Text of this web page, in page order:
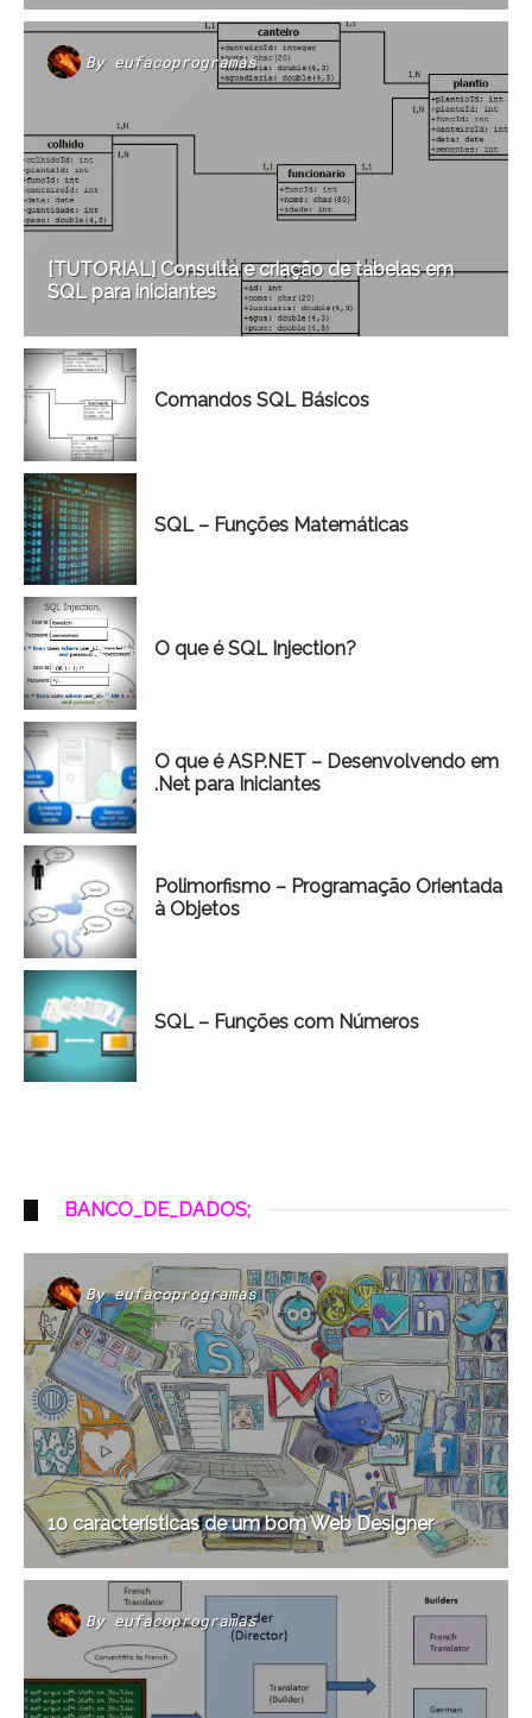
By eufacoprogramas
[TUTORIAL] Consulta e criação de tabelas em
SQL para iniciantes
Comandos SQL Básicos
SQL – Funções Matemáticas
O que é SQL Injection?
O que é ASP.NET – Desenvolvendo em
.Net para Iniciantes
Polimorfismo – Programação Orientada
à Objetos
SQL – Funções com Números
BANCO_DE_DADOS;
Byeufacoprogramas
10 características de um bom Web Designer
By eufacoprogramas